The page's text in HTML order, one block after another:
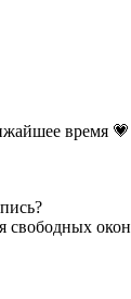
время 💗
свободных окон